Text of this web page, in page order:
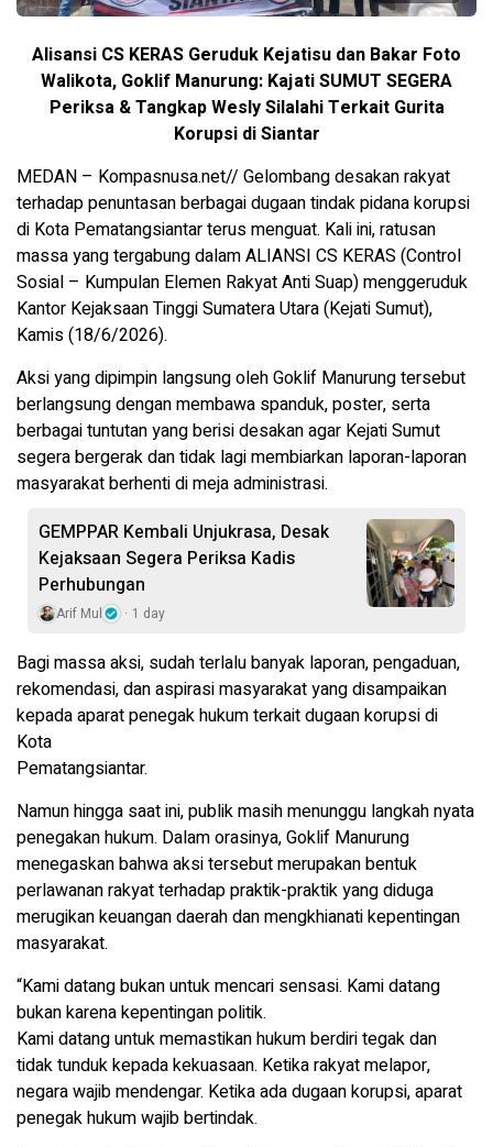
Alisansi CS KERAS Geruduk Kejatisu dan Bakar Foto
Walikota, Goklif Manurung: Kajati SUMUT SEGERA
Periksa & Tangkap Wesly Silalahi Terkait Gurita
Korupsi di Siantar
MEDAN – Kompasnusa.net// Gelombang desakan rakyat
terhadap penuntasan berbagai dugaan tindak pidana korupsi
di Kota Pematangsiantar terus menguat. Kali ini, ratusan
massa yang tergabung dalam ALIANSI CS KERAS (Control
Sosial – Kumpulan Elemen Rakyat Anti Suap) menggeruduk
Kantor Kejaksaan Tinggi Sumatera Utara (Kejati Sumut),
Kamis (18/6/2026).
Aksi yang dipimpin langsung oleh Goklif Manurung tersebut
berlangsung dengan membawa spanduk, poster, serta
berbagai tuntutan yang berisi desakan agar Kejati Sumut
segera bergerak dan tidak lagi membiarkan laporan-laporan
masyarakat berhenti di meja administrasi.
GEMPPAR Kembali Unjukrasa, Desak
Kejaksaan Segera Periksa Kadis
Perhubungan
Arif Mul 1 day
Bagi massa aksi, sudah terlalu banyak laporan, pengaduan,
rekomendasi, dan aspirasi masyarakat yang disampaikan
kepada aparat penegak hukum terkait dugaan korupsi di
Kota
Pematangsiantar.
Namun hingga saat ini, publik masih menunggu langkah nyata
penegakan hukum. Dalam orasinya, Goklif Manurung
menegaskan bahwa aksi tersebut merupakan bentuk
perlawanan rakyat terhadap praktik-praktik yang diduga
merugikan keuangan daerah dan mengkhianati kepentingan
masyarakat.
“Kami datang bukan untuk mencari sensasi. Kami datang
bukan karena kepentingan politik.
Kami datang untuk memastikan hukum berdiri tegak dan
tidak tunduk kepada kekuasaan. Ketika rakyat melapor,
negara wajib mendengar. Ketika ada dugaan korupsi, aparat
penegak hukum wajib bertindak.